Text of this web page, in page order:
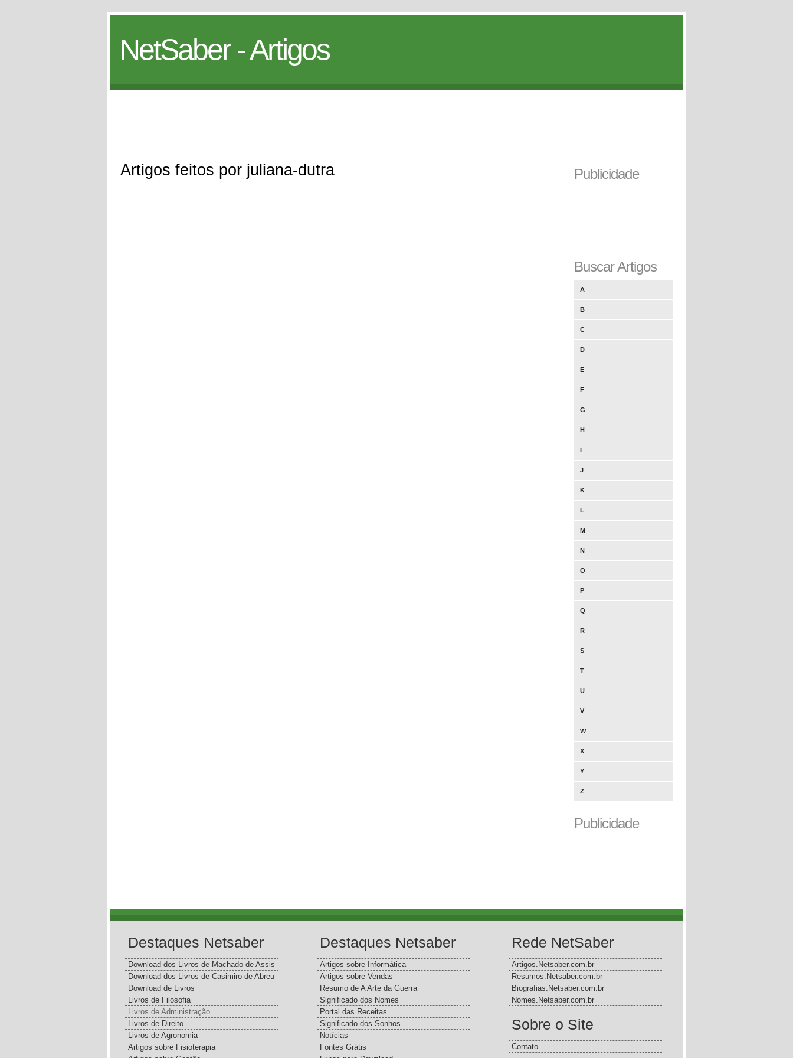
NetSaber - Artigos
Artigos feitos por juliana-dutra Publicidade
Buscar Artigos
A
B
C
D
E
F
G
H
I
J
K
L
M
N
O
P
Q
R
S
T
U
V
W
X
Y
Z
Publicidade
Destaques Netsaber
Download dos Livros de Machado de Assis
Download dos Livros de Casimiro de Abreu
Download de Livros
Livros de Filosofia
Livros de Administração
Livros de Direito
Livros de Agronomia
Artigos sobre Fisioterapia
Destaques Netsaber
Artigos sobre Informática
Artigos sobre Vendas
Resumo de A Arte da Guerra
Significado dos Nomes
Portal das Receitas
Significado dos Sonhos
Notícias
Fontes Grátis
Rede NetSaber
Artigos.Netsaber.com.br
Resumos.Netsaber.com.br
Biografias.Netsaber.com.br
Nomes.Netsaber.com.br
Sobre o Site
Contato